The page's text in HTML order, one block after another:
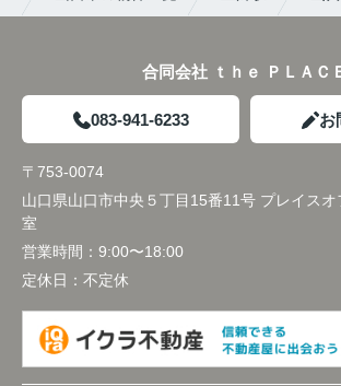
合同会社 ｔｈｅ ＰＬＡＣ
083-941-6233 お
〒753-0074
山口県山口市中央５丁目15番11号 プレイス
室
営業時間： 9:00〜18:00
定休日： 不定休